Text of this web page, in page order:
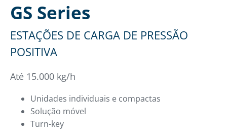
GS Series
ESTAÇÕES DE CARGA DE PRESSÃO
POSITIVA
Até 15.000 kg/h
Unidades individuais e compactas
Solução móvel
Turn-key